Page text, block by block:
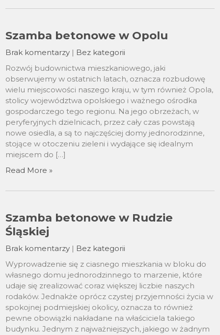
Szamba betonowe w Opolu
Brak komentarzy | Bez kategorii
Rozwój budownictwa mieszkaniowego, jaki
obserwujemy w ostatnich latach, oznacza rozbudowę
wielu miejscowości naszego kraju, w tym również Opola,
stolicy województwa opolskiego i ważnego ośrodka
gospodarczego tego regionu. Na jego obrzeżach, w
peryferyjnych dzielnicach, przez cały czas powstają
nowe osiedla, a są to najczęściej domy jednorodzinne,
stojące w otoczeniu zieleni i wydające się idealnym
miejscem do […]
Read More »
Szamba betonowe w Rudzie
Śląskiej
Brak komentarzy | Bez kategorii
Wyprowadzenie się z ciasnego mieszkania w bloku do
własnego domu jednorodzinnego to marzenie, które
udaje się zrealizować coraz większej liczbie naszych
rodaków. Jednakże oprócz czystej przyjemności życia w
spokojnej podmiejskiej okolicy, oznacza to również
pewne obowiązki nakładane na właściciela takiego
budynku. Jednym z najważniejszych, jakiego w żadnym